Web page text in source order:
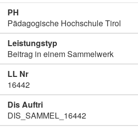
PH
Pädagogische Hochschule Tirol
Leistungstyp
Beitrag in einem Sammelwerk
LL Nr
16442
Dis Auftri
DIS_SAMMEL_16442